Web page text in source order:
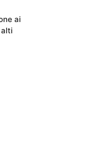
ai